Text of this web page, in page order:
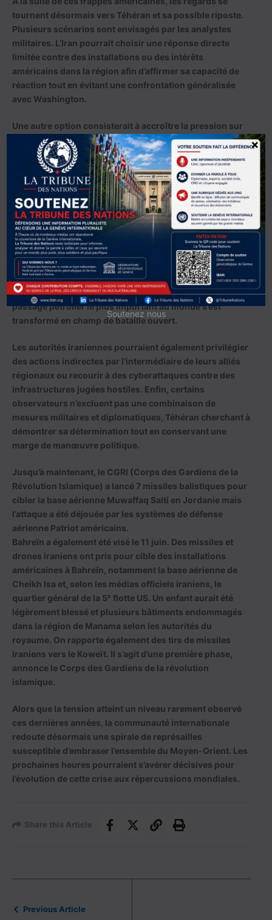
tournent désormais vers Téhéran et sa possible riposte.
Plusieurs scénarios sont envisagés par les analystes
militaires. L’Iran pourrait choisir une réponse directe
limitée contre des installations ou des intérêts
américains dans la région afin d’affirmer sa capacité de
réaction tout en évitant une confrontation généralisée
avec Washington.
Une autre option consisterait à accroître la pression sur
le trafic maritime dans le détroit d’Ormuz, passage
stratégique pour le commerce mondial des
hydrocarbures. Selon plusieurs médias publiés
aujourd’hui, des affrontements navals auraient
effectivement eu lieu entre les forces iraniennes et
américaines dans le golfe Persique et le golfe d’Oman, à
proximité du détroit d’Ormuz.
Les premières informations font état de tirs de missiles et
de drones iraniens contre des navires américains
opérant dans la zone, ainsi que contre deux navires qui
tentaient de traverser le détroit d’Ormuz. Ainsi, le
passage pétrolier le plus important au monde s’est
transformé en champ de bataille ouvert.
Les autorités iraniennes pourraient également privilégier
des actions indirectes par l’intermédiaire de leurs alliés
régionaux ou recourir à des cyberattaques contre des
infrastructures jugées hostiles. Enfin, certains
observateurs n’excluent pas une combinaison de
mesures militaires et diplomatiques, Téhéran cherchant à
démontrer sa détermination tout en conservant une
marge de manœuvre politique.
Jusqu’à maintenant, le CGRI (Corps des Gardiens de la
Révolution Islamique) a lancé 7 missiles balistiques pour
cibler la base aérienne Muwaffaq Salti en Jordanie mais
l’attaque a été déjouée par les systèmes de défense
aérienne Patriot américains.
Bahreïn a également été visé le 11 juin. Des missiles et
drones iraniens ont pris pour cible des installations
américaines à Bahreïn, notamment la base aérienne de
Cheikh Isa et, selon les médias officiels iraniens, le
quartier général de la 5ᵉ flotte US. Un enfant aurait été
légèrement blessé et plusieurs bâtiments endommagés
dans la région de Manama selon les autorités du
royaume. On rapporte également des tirs de missiles
iraniens vers le Koweït. Il s’agit d’une première phase,
annonce le Corps des Gardiens de la révolution
islamique.
Alors que la tension atteint un niveau rarement observé
ces dernières années, la communauté internationale
redoute désormais une spirale de représailles
susceptible d’embraser l’ensemble du Moyen-Orient. Les
prochaines heures pourraient s’avérer décisives pour
l’évolution de cette crise aux répercussions mondiales.
Share this Article
Previous Article
Soutenez nous
×